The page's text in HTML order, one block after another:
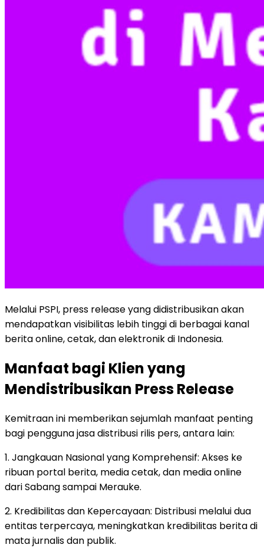
Melalui PSPI, press release yang didistribusikan akan
mendapatkan visibilitas lebih tinggi di berbagai kanal
berita online, cetak, dan elektronik di Indonesia.
Manfaat bagi Klien yang
Mendistribusikan Press Release
Kemitraan ini memberikan sejumlah manfaat penting
bagi pengguna jasa distribusi rilis pers, antara lain:
1. Jangkauan Nasional yang Komprehensif: Akses ke
ribuan portal berita, media cetak, dan media online
dari Sabang sampai Merauke.
2. Kredibilitas dan Kepercayaan: Distribusi melalui dua
entitas terpercaya, meningkatkan kredibilitas berita di
mata jurnalis dan publik.